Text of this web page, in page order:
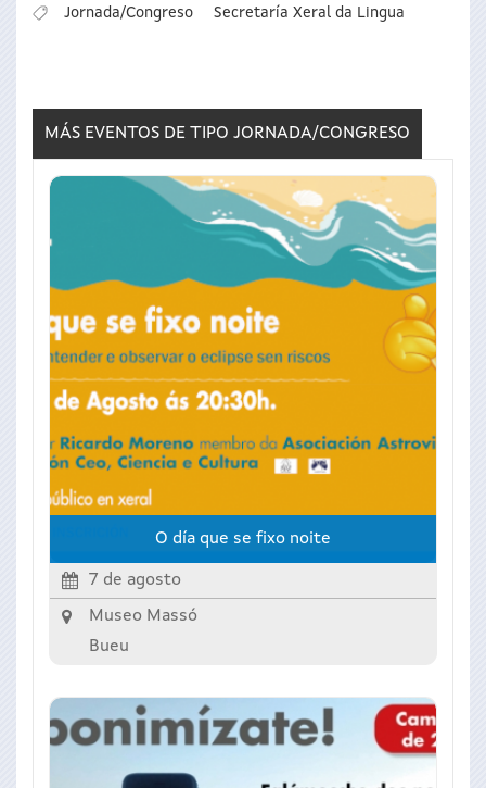
Jornada/Congreso Secretaría Xeral da Lingua
MÁS EVENTOS DE TIPO JORNADA/CONGRESO
O día que se fixo noite
7 de agosto
Museo Massó
Bueu